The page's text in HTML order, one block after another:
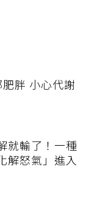
胖 小心代謝
就輸了！一種
解怒氣」進入